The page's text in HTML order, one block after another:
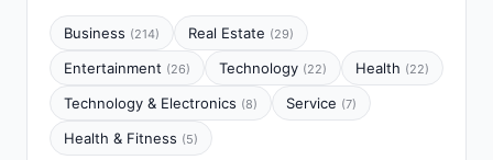
Business (214) Real Estate (29)
Entertainment (26) Technology (22) Health (22)
Technology & Electronics (8) Service (7)
Health & Fitness (5)